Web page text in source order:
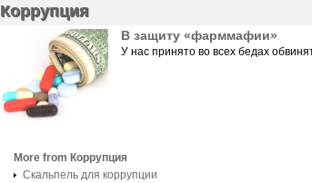
Коррупция
В защиту «фарммафии»
У нас принято во всех бедах
More from Коррупция
Скальпель для коррупции